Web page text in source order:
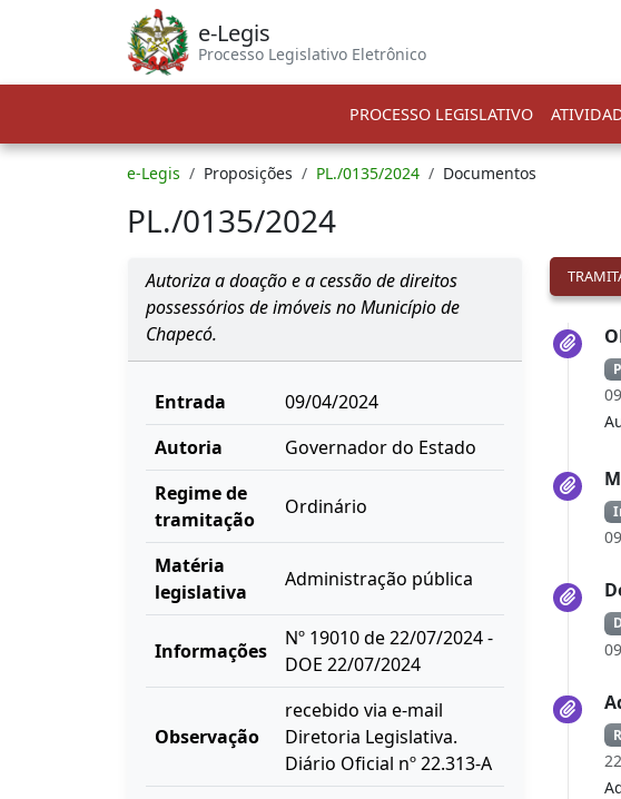
e-Legis
Processo Legislativo Eletrônico
PROCESSO LEGISLATIVO
e-Legis Proposições PL./0135/2024 Documentos
PL./0135/2024
Autoriza a doação e a cessão de direitos
possessórios de imóveis no Município de
Chapecó.
Entrada
09/04/2024
Autoria
Governador do Estado
Regime de
tramitação
Ordinário
Matéria
legislativa
Administração pública
Informações
Nº 19010 de 22/07/2024 -
DOE 22/07/2024
Observação
recebido via e-mail
Diretoria Legislativa.
Diário Oficial nº 22.313-A